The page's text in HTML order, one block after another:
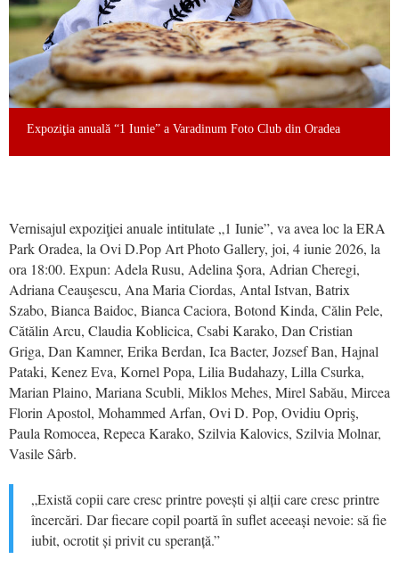
Expoziţia anuală “1 Iunie” a Varadinum Foto Club din Oradea
Vernisajul expoziţiei anuale intitulate „1 Iunie”, va avea loc la ERA
Park Oradea, la Ovi D.Pop Art Photo Gallery, joi, 4 iunie 2026, la
ora 18:00. Expun: Adela Rusu, Adelina Şora, Adrian Cheregi,
Adriana Ceauşescu, Ana Maria Ciordas, Antal Istvan, Batrix
Szabo, Bianca Baidoc, Bianca Caciora, Botond Kinda, Călin Pele,
Cătălin Arcu, Claudia Koblicica, Csabi Karako, Dan Cristian
Griga, Dan Kamner, Erika Berdan, Ica Bacter, Jozsef Ban, Hajnal
Pataki, Kenez Eva, Kornel Popa, Lilia Budahazy, Lilla Csurka,
Marian Plaino, Mariana Scubli, Miklos Mehes, Mirel Sabău, Mircea
Florin Apostol, Mohammed Arfan, Ovi D. Pop, Ovidiu Opriş,
Paula Romocea, Repeca Karako, Szilvia Kalovics, Szilvia Molnar,
Vasile Sârb.
„Există copii care cresc printre povești și alții care cresc printre
încercări. Dar fiecare copil poartă în suflet aceeași nevoie: să fie
iubit, ocrotit și privit cu speranță.”